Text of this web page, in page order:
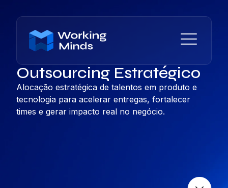
Outsourcing Estratégico
Alocação estratégica de talentos em produto e
tecnologia para acelerar entregas, fortalecer
times e gerar impacto real no negócio.